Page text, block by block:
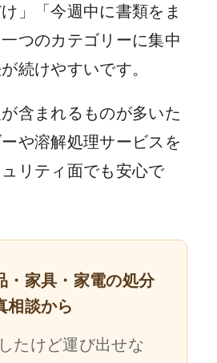
け」「今週中に書類をま
つのカテゴリーに集中
続けやすいです。
含まれるものが多いた
や溶解処理サービスを
リティ面でも安心で
・家具・家電の処分
相談から
たけど運び出せな